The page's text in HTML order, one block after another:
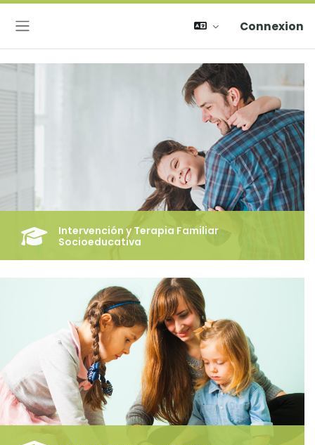
Connexion
Intervención y Terapia Familiar
Socioeducativa
Formaciones fundamentadas en el modelo sistémico y la
terapia familiar, la terapia breve estratégica, la acción
socioeducativa aportada por la pedagogía social, la
educación social, el trabajo social y la práctica reflexiva.
Acceder